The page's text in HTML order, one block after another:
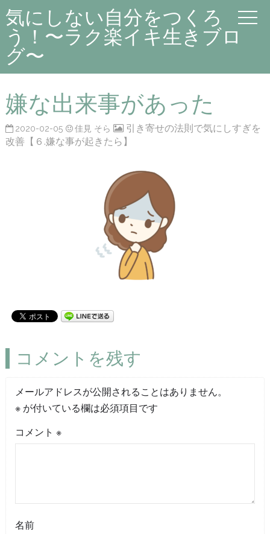
気にしない自分をつくろ
う！〜ラク楽イキ生きブロ
グ〜
嫌な出来事があった
2020-02-05 佳見 そら
引き寄せの法則で気にしすぎを
改善【６.嫌な事が起きたら】
コメントを残す
メールアドレスが公開されることはありません。
※が付いている欄は必須項目です
コメント ※
名前